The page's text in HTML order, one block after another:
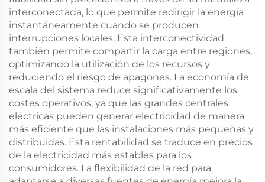
interconectada, lo que permite redirigir la energía
instantáneamente cuando se producen
interrupciones locales. Esta interconectividad
también permite compartir la carga entre regiones,
optimizando la utilización de los recursos y
reduciendo el riesgo de apagones. La economía de
escala del sistema reduce significativamente los
costes operativos, ya que las grandes centrales
eléctricas pueden generar electricidad de manera
más eficiente que las instalaciones más pequeñas y
distribuidas. Esta rentabilidad se traduce en precios
de la electricidad más estables para los
consumidores. La flexibilidad de la red para